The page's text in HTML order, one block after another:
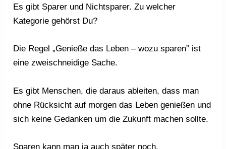
Es gibt Sparer und Nichtsparer. Zu welcher
Kategorie gehörst Du?
Die Regel „Genieße das Leben – wozu sparen” ist
eine zweischneidige Sache.
Es gibt Menschen, die daraus ableiten, dass man
ohne Rücksicht auf morgen das Leben genießen und
sich keine Gedanken um die Zukunft machen sollte.
Sparen kann man ja auch später noch.